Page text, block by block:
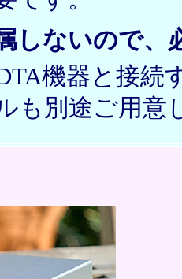
しないので、
機器と接続
も別途ご用意